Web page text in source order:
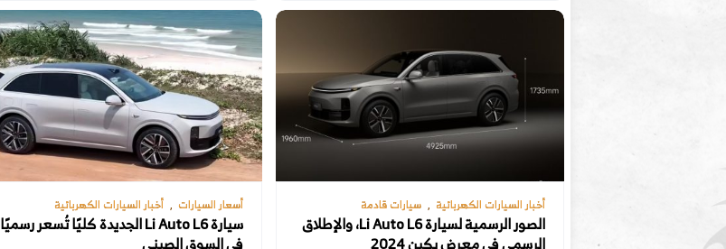
أخبار السيارات الكهربائية سيارات قادمة
الصور الرسمية لسيارة Li Auto L6، والإطلاق
أسعار السيارات أخبار السيارات الكهربائية
سيارة Li Auto L6 الجديدة كليًا تُسعر رسميًا